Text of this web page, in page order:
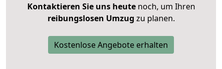
Kontaktieren Sie uns heutenoch, um Ihren
reibungslosen Umzug zu planen.
Kostenlose Angebote erhalten